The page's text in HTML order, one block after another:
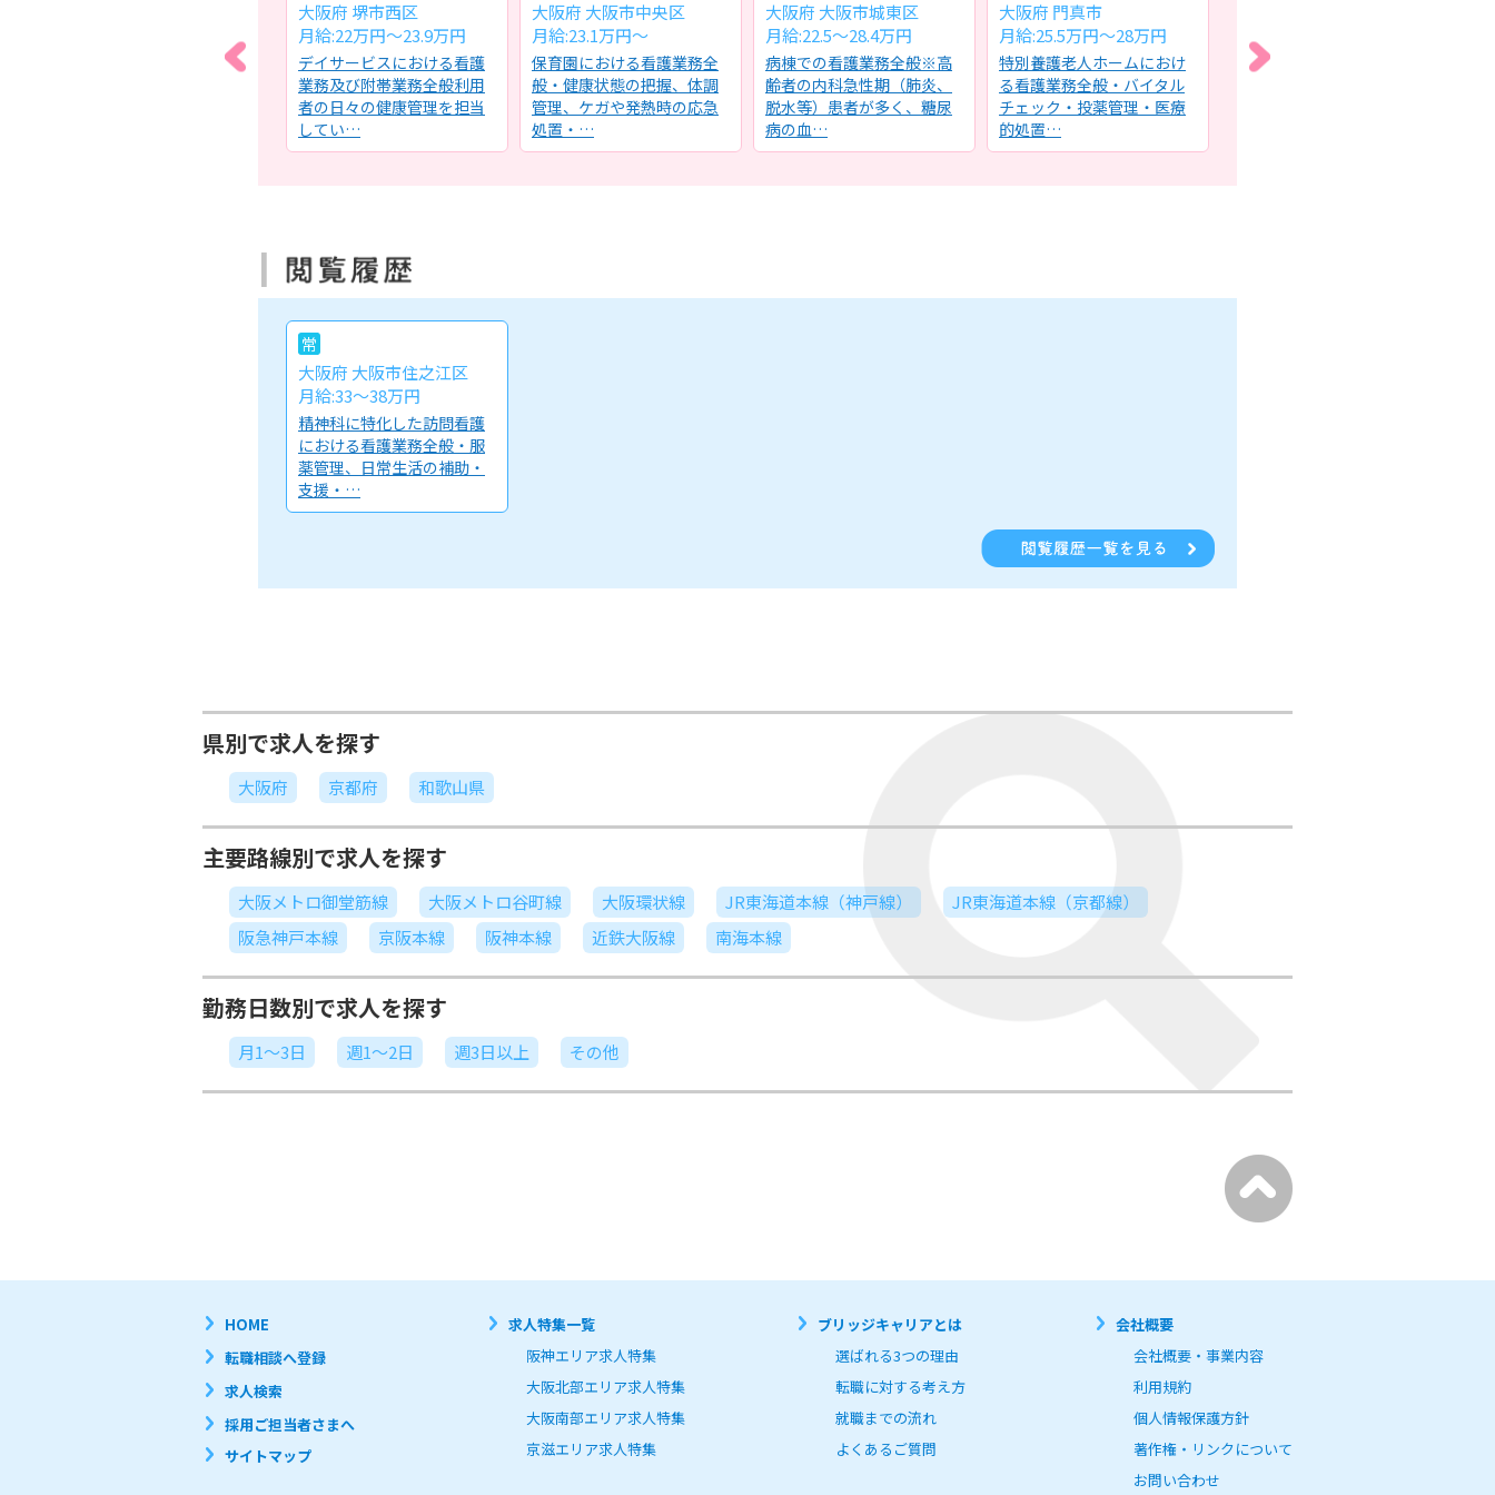
急性期病院の脳神経外科一
大阪府 堺市西区
月給:22万円～23.9万円
デイサービスにおける看護
業務及び附帯業務全般利用
者の日々の健康管理を担当
してい…
大阪府 大阪市中央区
月給:23.1万円～
保育園における看護業務全
般・健康状態の把握、体調
管理、ケガや発熱時の応急
処置・…
大阪府 大阪市城東区
月給:22.5～28.4万円
病棟での看護業務全般※高
齢者の内科急性期（肺炎、
脱水等）患者が多く、糖尿
病の血…
大阪府 門真市
月給:25.5万円～28万円
特別養護老人ホームにおけ
る看護業務全般・バイタル
チェック・投薬管理・医療
的処置…
時給:1,177円～
企業主導型保育園での看護
常
大阪府 大阪市住之江区
月給:33～38万円
精神科に特化した訪問看護
における看護業務全般・服
薬管理、日常生活の補助・
支援・…
県別で求人を探す
大阪府 京都府 和歌山県
主要路線別で求人を探す
大阪メトロ御堂筋線 大阪メトロ谷町線 大阪環状線 JR東海道本線（神戸線）
JR東海道本線（京都線）
阪急神戸本線
京阪本線 阪神本線 近鉄大阪線 南海本線
勤務日数別で求人を探す
月1～3日 週1～2日 週3日以上 その他
HOME
転職相談へ登録
求人検索
採用ご担当者さまへ
サイトマップ
求人特集一覧
阪神エリア求人特集
大阪北部エリア求人特集
大阪南部エリア求人特集
京滋エリア求人特集
ブリッジキャリアとは
選ばれる3つの理由
転職に対する考え方
就職までの流れ
よくあるご質問
会社概要
会社概要・事業内容
利用規約
個人情報保護方針
著作権・リンクについて
お問い合わせ